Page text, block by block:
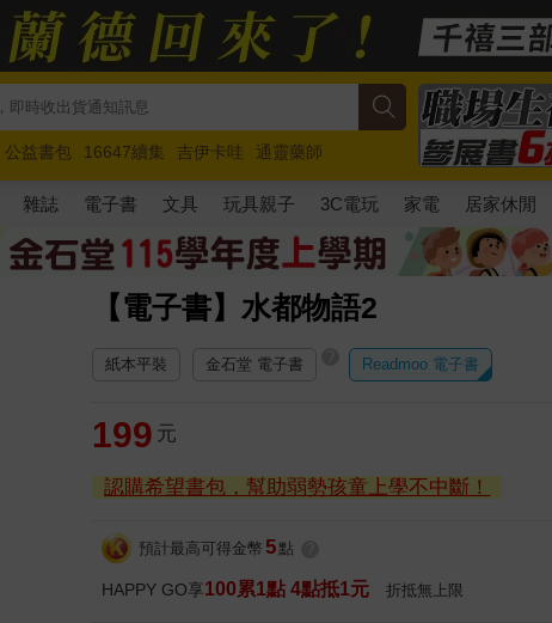
公益書包 16647續集 吉伊卡哇
通靈藥師
馬斯克 玩具總動員5 超慢跑
雜誌 電子書 文具 玩具親子 3C電玩 家電 居家休閒
【電子書】水都物語2
紙本平裝 金石堂 電子書 Readmoo 電子書
199 元
認購希望書包，幫助弱勢孩童上學不中斷！
預計最高可得金幣 5 點
HAPPY GO享100累1點 4點抵1元 折抵無上限